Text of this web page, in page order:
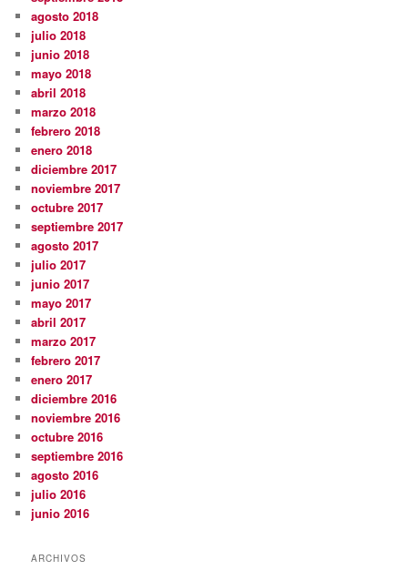
agosto 2018
julio 2018
junio 2018
mayo 2018
abril 2018
marzo 2018
febrero 2018
enero 2018
diciembre 2017
noviembre 2017
octubre 2017
septiembre 2017
agosto 2017
julio 2017
junio 2017
mayo 2017
abril 2017
marzo 2017
febrero 2017
enero 2017
diciembre 2016
noviembre 2016
octubre 2016
septiembre 2016
agosto 2016
julio 2016
junio 2016
ARCHIVOS